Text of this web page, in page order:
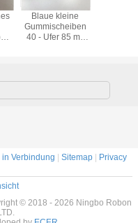
Blaue kleine
Gummischeiben
40 - Ufer 85 mit
Verbindung | Sitemap | Privacy
© 2018 - 2026 Ningbo Robon